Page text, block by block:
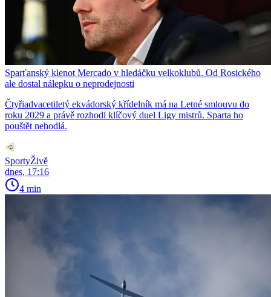
Sparťanský klenot Mercado v hledáčku velkoklubů. Od Rosického
ale dostal nálepku o neprodejnosti
Čtyřiadvacetiletý ekvádorský křídelník má na Letné smlouvu do
roku 2029 a právě rozhodl klíčový duel Ligy mistrů. Sparta ho
pouštět nehodlá.
SportyŽivě
dnes, 17:16
4 min